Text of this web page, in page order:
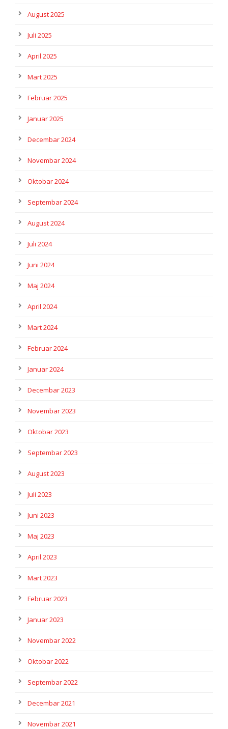
August 2025
Juli 2025
April 2025
Mart 2025
Februar 2025
Januar 2025
Decembar 2024
Novembar 2024
Oktobar 2024
Septembar 2024
August 2024
Juli 2024
Juni 2024
Maj 2024
April 2024
Mart 2024
Februar 2024
Januar 2024
Decembar 2023
Novembar 2023
Oktobar 2023
Septembar 2023
August 2023
Juli 2023
Juni 2023
Maj 2023
April 2023
Mart 2023
Februar 2023
Januar 2023
Novembar 2022
Oktobar 2022
Septembar 2022
Decembar 2021
Novembar 2021